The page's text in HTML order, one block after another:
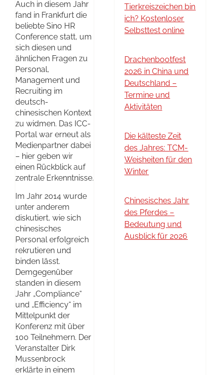
Auch in diesem Jahr
fand in Frankfurt die
beliebte Sino HR
Conference statt, um
sich diesen und
ähnlichen Fragen zu
Personal,
Management und
Recruiting im
deutsch-
chinesischen Kontext
zu widmen. Das ICC-
Portal war erneut als
Medienpartner dabei
– hier geben wir
einen Rückblick auf
zentrale Erkenntnisse.
Im Jahr 2014 wurde
unter anderem
diskutiert, wie sich
chinesisches
Personal erfolgreich
rekrutieren und
binden lässt.
Demgegenüber
standen in diesem
Jahr „Compliance“
und „Efficiency“ im
Mittelpunkt der
Konferenz mit über
100 Teilnehmern. Der
Veranstalter Dirk
Mussenbrock
erklärte in einem
Tierkreiszeichen bin
ich? Kostenloser
Selbsttest online
Drachenbootfest
2026 in China und
Deutschland –
Termine und
Aktivitäten
Die kälteste Zeit
des Jahres: TCM-
Weisheiten für den
Winter
Chinesisches Jahr
des Pferdes –
Bedeutung und
Ausblick für 2026